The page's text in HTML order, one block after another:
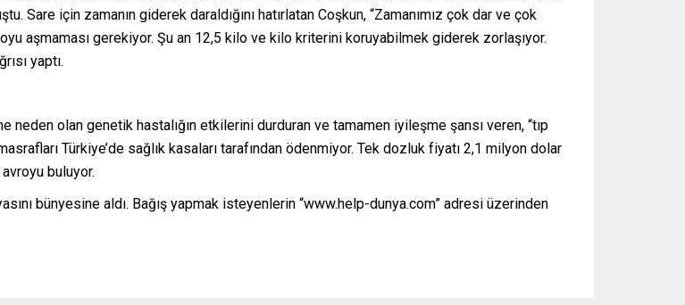
için zamanın giderek daraldığını hatırlatan Coşkun, “Zamanımız çok dar ve çok
aşmaması gerekiyor. Şu an 12,5 kilo ve kilo kriterini koruyabilmek giderek zorlaşıyor.
yaptı.
olan genetik hastalığın etkilerini durduran ve tamamen iyileşme şansı veren, “tıp
Türkiye’de sağlık kasaları tarafından ödenmiyor. Tek dozluk fiyatı 2,1 milyon dolar
buluyor.
bünyesine aldı. Bağış yapmak isteyenlerin “www.help-dunya.com” adresi üzerinden